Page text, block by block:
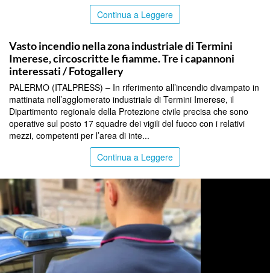
Continua a Leggere
Vasto incendio nella zona industriale di Termini
Imerese, circoscritte le fiamme. Tre i capannoni
interessati / Fotogallery
PALERMO (ITALPRESS) – In riferimento all’incendio divampato in
mattinata nell’agglomerato industriale di Termini Imerese, il
Dipartimento regionale della Protezione civile precisa che sono
operative sul posto 17 squadre dei vigili del fuoco con i relativi
mezzi, competenti per l’area di inte...
Continua a Leggere